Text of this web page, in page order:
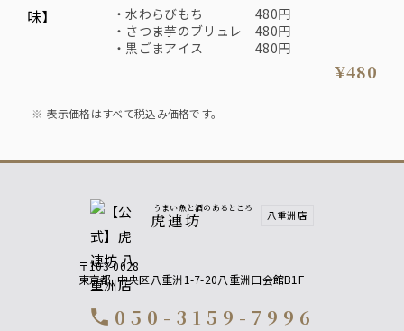
・水わらびもち 480円
・さつま芋のブリュレ 480円
・黒ごまアイス 480円
¥480
表示価格はすべて税込み価格です。
うまい魚と酒のあるところ
虎連坊 八重洲店
〒103-0028
東京都 中央区八重洲1-7-20八重洲口会館B1F
call 050-3159-7996